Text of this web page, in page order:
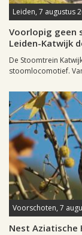
Leiden, 7 augustus
Voorlopig geen
Leiden-Katwijk
De Stoomtrein
stoomlocomotief.
Voorschoten, 7
Nest Aziatische